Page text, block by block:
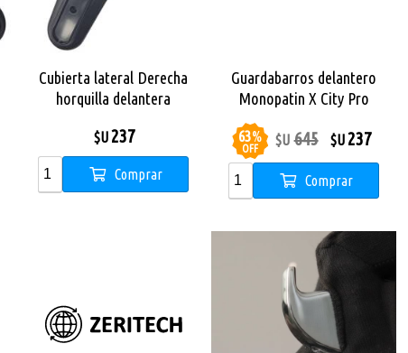
Cubierta lateral Derecha
horquilla delantera
$U237
Comprar
Guardabarros delantero
Monopatin X City Pro
63%
OFF
$U 645 $U237
Comprar